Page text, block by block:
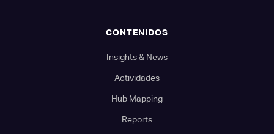
CONTENIDOS
Insights & News
Actividades
Hub Mapping
Reports